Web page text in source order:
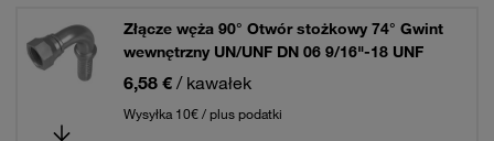
Złącze węża 90° Otwór stożkowy 74° Gwint
wewnętrzny UN/UNF DN 06 9/16"-18 UNF
6,58 € / kawałek
Wysyłka 10€ / plus podatki